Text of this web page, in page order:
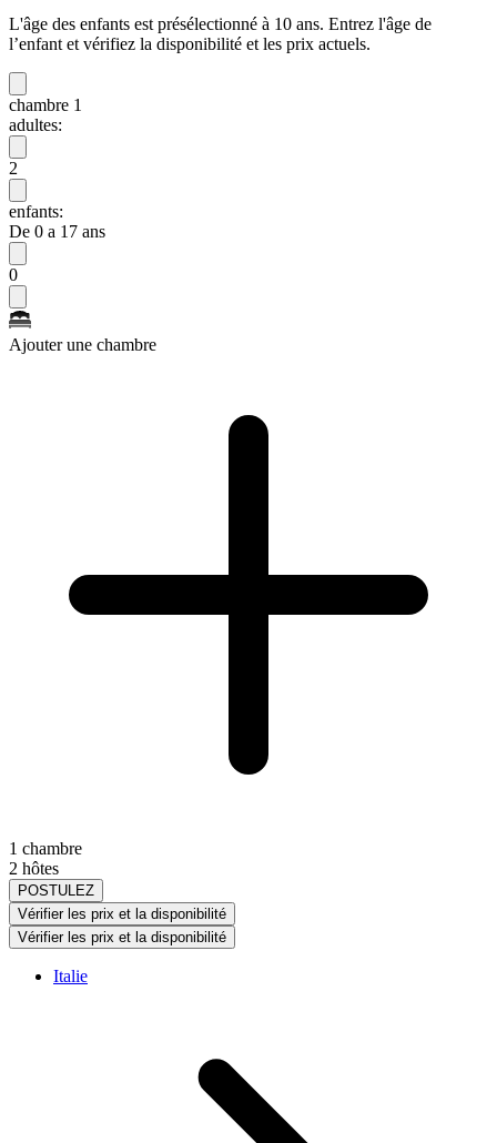
L'âge des enfants est présélectionné à 10 ans. Entrez l'âge de
l’enfant et vérifiez la disponibilité et les prix actuels.
chambre 1
adultes:
2
enfants:
De 0 a 17 ans
0
Ajouter une chambre
1 chambre
2 hôtes
POSTULEZ
Vérifier les prix et la disponibilité
Vérifier les prix et la disponibilité
Italie